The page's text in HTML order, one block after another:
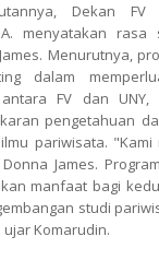
Dekan FV
menyatakan rasa
Menurutnya,
dalam
FV dan UNY,
pengetahuan
pariwisata. "Kami
James.
manfaat bagi
studi
Komarudin.